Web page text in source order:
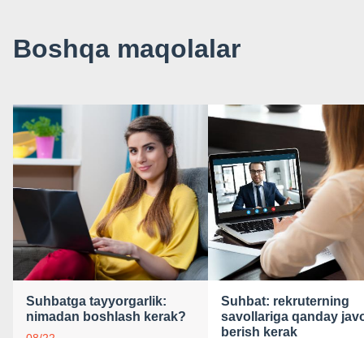
Boshqa maqolalar
Suhbatga tayyorgarlik:
nimadan boshlash kerak?
Suhbat: rekruterning
savollariga qanday
berish kerak